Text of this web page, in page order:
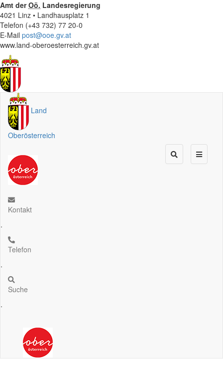
Amt derOö. Landesregierung
4021 Linz • Landhausplatz 1
Telefon (+43 732) 77 20-0
E-Mail post@ooe.gv.at
www.land-oberoesterreich.gv.at
Land
Oberösterreich
Kontakt
.
Telefon
.
Suche
.